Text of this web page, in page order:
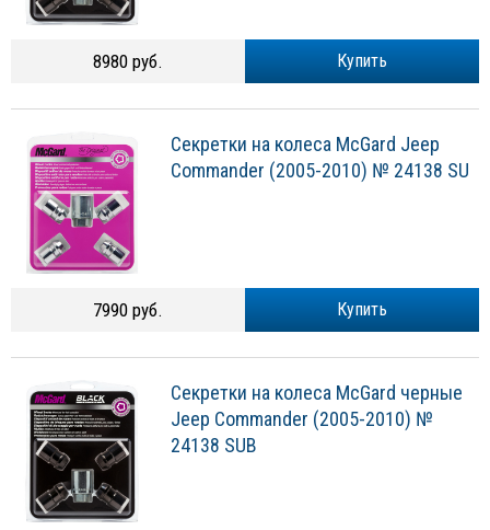
Купить
8980 руб.
Секретки на колеса McGard Jeep
Commander (2005-2010) № 24138 SU
Купить
7990 руб.
Секретки на колеса McGard черные
Jeep Commander (2005-2010) №
24138 SUB